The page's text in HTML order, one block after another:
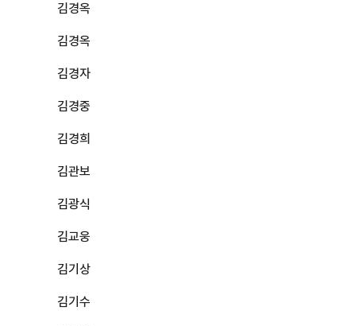
김경옥
김경옥
김경자
김경중
김경희
김관보
김광식
김교웅
김기상
김기수